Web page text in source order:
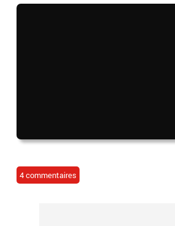
4 commentaires